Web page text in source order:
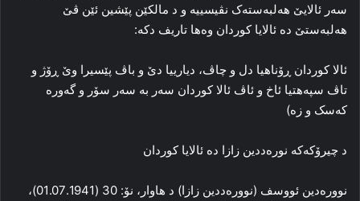
سه‌ر ئالایێ هه‌لبه‌سته‌ک نڤیسییه‌ و د مالکێن پێشین ئێن ڤێ
هه‌لبه‌ستێ ده‌ ئالایا کوردان وه‌ها تاریف دکه‌:
ئالا کوردان ڕۆناهیا دل و چاڤ، دیارییا دێ و باڤ پێسیرا وێ ڕۆژ و
تاڤ سپه‌هتیا ئاخ و ئاڤ ئالا کوردان سه‌ر به‌ سه‌ر سۆر و گه‌وره‌
که‌سک و زه‌)
د چیرۆکه‌که‌ نوره‌ددین زازا ده‌ ئالایا کوردان
نووره‌دین ئووسف (نووره‌ددین زازا) د هاوار، نۆ: 30 (01.07.1941)،